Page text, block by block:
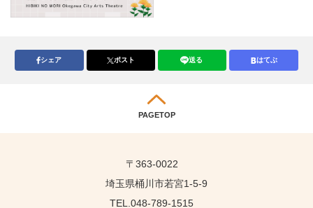
シェア ポスト 送る はてぶ
PAGETOP
〒363-0022
埼玉県桶川市若宮1-5-9
TEL.048-789-1515